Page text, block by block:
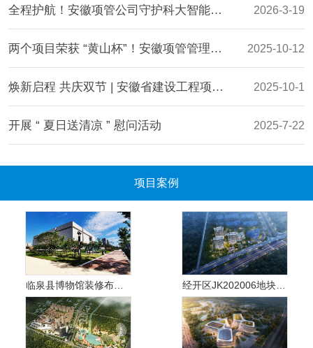
全程护航！安徽项管公司守护科大智能数字能源基地开工 2026-3-19
两个项目荣获 “黄山杯”！安徽项管管理效能再获认可 2025-10-12
焕新启程 共庆双节 | 安徽省建设工程项目管理有限公司乔迁志喜 2025-10-1
开展 “ 夏日送清凉 ” 慰问活动 2025-7-22
合肥城建第一批次拟建地块工程监理-3标段项目获业主表彰
2025-4-11
项目案例